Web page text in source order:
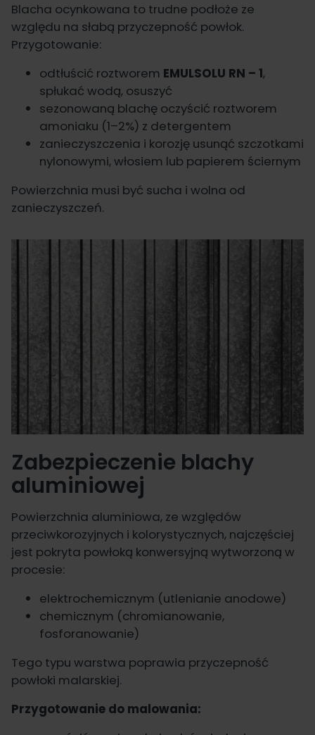
Blacha ocynkowana to trudne podłoże ze
względu na słabą przyczepność powłok.
Przygotowanie:
odtłuścić roztworem EMULSOLU RN – 1,
spłukać wodą, osuszyć
sezonowaną blachę oczyścić roztworem
amoniaku (1–2%) z detergentem
zanieczyszczenia i korozję usunąć szczotkami
nylonowymi, włosiem lub papierem ściernym
Powierzchnia musi być sucha i wolna od
zanieczyszczeń.
Zabezpieczenie blachy
aluminiowej
Powierzchnia aluminiowa, ze względów
przeciwkorozyjnych i kolorystycznych, najczęściej
jest pokryta powłoką konwersyjną wytworzoną w
procesie:
elektrochemicznym (utlenianie anodowe)
chemicznym (chromianowanie,
fosforanowanie)
Tego typu warstwa poprawia przyczepność
powłoki malarskiej.
Przygotowanie do malowania: